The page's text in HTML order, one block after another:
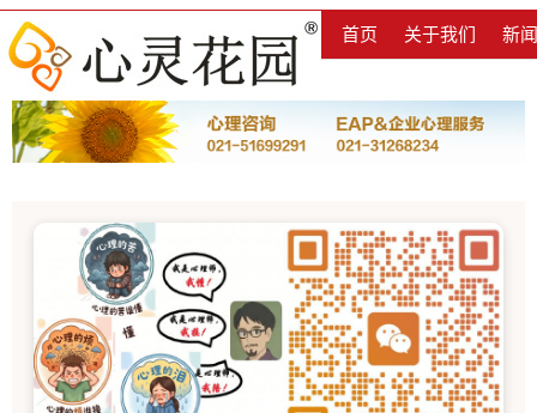
首页 关于我们 新